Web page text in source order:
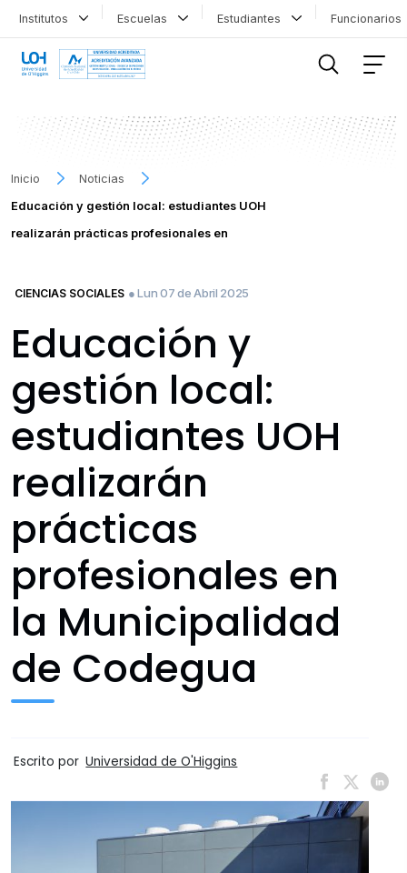
Institutos Escuelas Estudiantes
Inicio
Noticias
Educación y gestión local: estudiantes UOH
realizarán prácticas profesionales en
CIENCIAS SOCIALES ● Lun 07 de Abril 2025
Educación y
gestión local:
estudiantes UOH
realizarán
prácticas
profesionales en
la Municipalidad
de Codegua
Escrito por Universidad de O'Higgins